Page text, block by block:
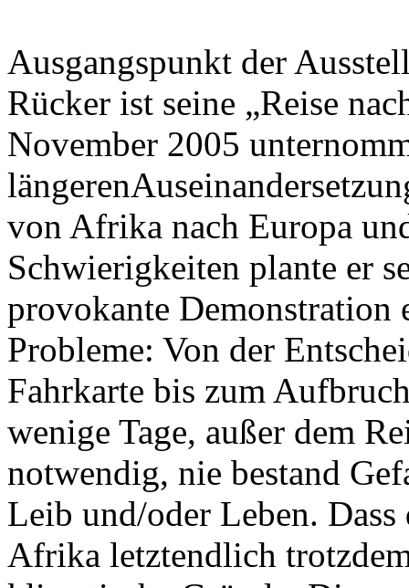
Ausgangspunkt der
Rücker ist seine „Reise
November 2005
von Afrika nach Europa
Schwierigkeiten plante er
provokante Demonstration
Probleme: Von der
Fahrkarte bis zum
wenige Tage, außer dem
notwendig, nie bestand
Leib und/oder Leben.
Afrika letztendlich